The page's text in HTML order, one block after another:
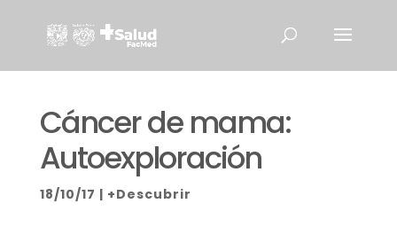
Cáncer de mama:
Autoexploración
18/10/17 | +Descubrir